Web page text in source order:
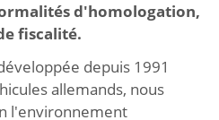
d'homologation,
fiscalité.
depuis 1991
allemands, nous
l'environnement